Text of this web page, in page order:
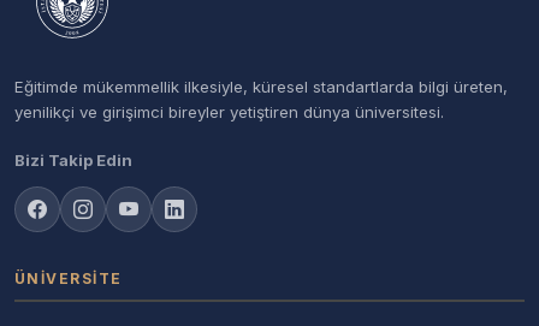
Eğitimde mükemmellik ilkesiyle, küresel standartlarda bilgi üreten,
yenilikçi ve girişimci bireyler yetiştiren dünya üniversitesi.
Bizi Takip Edin
ÜNIVERSITE